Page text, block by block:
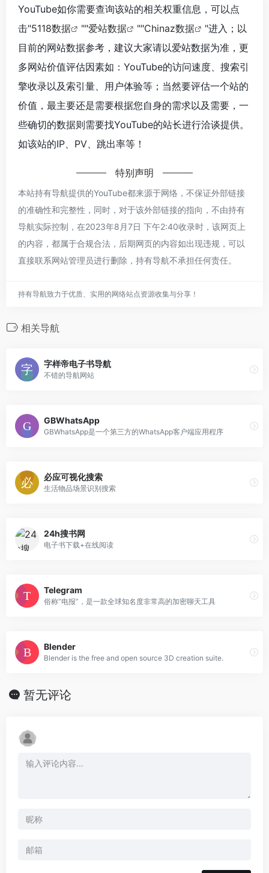
YouTube如你需要查询该站的相关权重信息，可以点
击"5118数据 ""爱站数据 ""Chinaz数据
"进入；以
目前的网站数据参考，建议大家请以爱站数据为准，更
多网站价值评估因素如：YouTube的访问速度、搜索引
擎收录以及索引量、用户体验等；当然要评估一个站的
价值，最主要还是需要根据您自身的需求以及需要，一
些确切的数据则需要找YouTube的站长进行洽谈提供。
如该站的IP、PV、跳出率等！
特别声明
本站持有导航提供的YouTube都来源于网络，不保证外部链接
的准确性和完整性，同时，对于该外部链接的指向，不由持有
导航实际控制，在2023年8月7日 下午2:40收录时，该网页上
的内容，都属于合规合法，后期网页的内容如出现违规，可以
直接联系网站管理员进行删除，持有导航不承担任何责任。
持有导航致力于优质、实用的网络站点资源收集与分享！
相关导航
字样帝电子书导航
不错的导航网站
GBWhatsApp
GBWhatsApp是一个第三方的WhatsApp客户端应用程序
必应可视化搜索
生活物品场景识别搜索
24h搜书网
电子书下载+在线阅读
Telegram
俗称“电报”，是一款全球知名度非常高的加密聊天工具
Blender
Blender is the free and open source 3D creation suite.
暂无评论